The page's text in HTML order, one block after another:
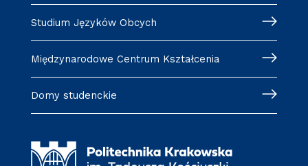
Studium Języków Obcych
Międzynarodowe Centrum Kształcenia
Domy studenckie